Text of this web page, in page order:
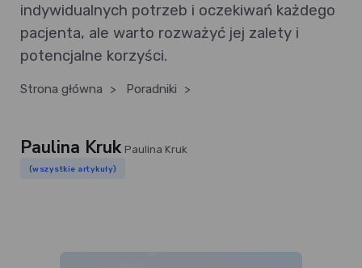
indywidualnych potrzeb i oczekiwań każdego
pacjenta, ale warto rozważyć jej zalety i
potencjalne korzyści.
Strona główna > Poradniki >
Paulina Kruk Paulina Kruk
(wszystkie artykuły)